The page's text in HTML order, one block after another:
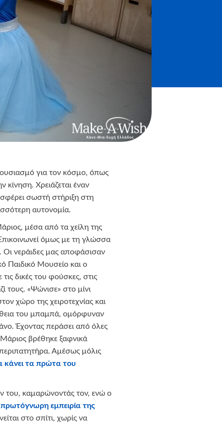
για τον κόσμο, όπως
κίνηση. Χρειάζεται έναν
σωστή στήριξη στη
αυτονομία.
μέσα από τα χείλη της
όμως με τη γλώσσα
Οι νεράιδες μας αποφάσισαν
Παιδικό Μουσείο και ο
δικές του φούσκες, στις
τους. «Ψώνισε» στο μίνι
χώρο της χειροτεχνίας και
του μπαμπά, ομόρφυναν
Έχοντας περάσει από όλες
βρέθηκε ξαφνικά
Αμέσως μόλις
κάνει τα πρώτα του
του, καμαρώνοντάς τον, ενώ ο
πρωτόγνωρη εμπειρία της
στο σπίτι, χωρίς να